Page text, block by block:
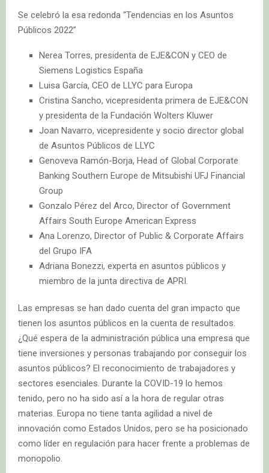
Se celebró la esa redonda “Tendencias en los Asuntos
Públicos 2022”
Nerea Torres, presidenta de EJE&CON y CEO de
Siemens Logistics España
Luisa García, CEO de LLYC para Europa
Cristina Sancho, vicepresidenta primera de EJE&CON
y presidenta de la Fundación Wolters Kluwer
Joan Navarro, vicepresidente y socio director global
de Asuntos Públicos de LLYC
Genoveva Ramón-Borja, Head of Global Corporate
Banking Southern Europe de Mitsubishi UFJ Financial
Group
Gonzalo Pérez del Arco, Director of Government
Affairs South Europe American Express
Ana Lorenzo, Director of Public & Corporate Affairs
del Grupo IFA
Adriana Bonezzi, experta en asuntos públicos y
miembro de la junta directiva de APRI.
Las empresas se han dado cuenta del gran impacto que
tienen los asuntos públicos en la cuenta de resultados.
¿Qué espera de la administración pública una empresa que
tiene inversiones y personas trabajando por conseguir los
asuntos públicos? El reconocimiento de trabajadores y
sectores esenciales. Durante la COVID-19 lo hemos
tenido, pero no ha sido así a la hora de regular otras
materias. Europa no tiene tanta agilidad a nivel de
innovación como Estados Unidos, pero se ha posicionado
como líder en regulación para hacer frente a problemas de
monopolio.